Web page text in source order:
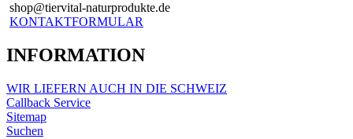
shop@tiervital-naturprodukte.de
KONTAKTFORMULAR
INFORMATION
WIR LIEFERN AUCH IN DIE SCHWEIZ
Callback Service
Sitemap
Suchen